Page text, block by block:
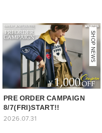
NEWS
SHOP NEWS
PRE ORDER CAMPAIGN
8/7(FRI)START!!
2026.07.31